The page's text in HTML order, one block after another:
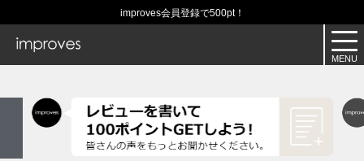
improves会員登録で500pt！